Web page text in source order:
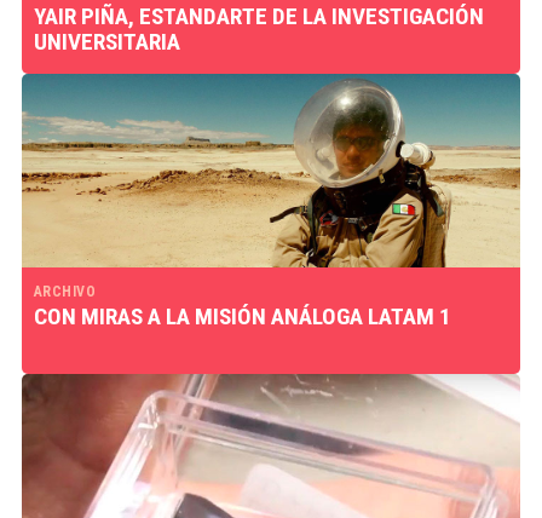
YAIR PIÑA, ESTANDARTE DE LA INVESTIGACIÓN
UNIVERSITARIA
ARCHIVO
CON MIRAS A LA MISIÓN ANÁLOGA LATAM 1